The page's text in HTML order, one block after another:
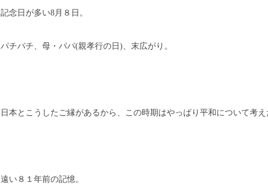
記念日が多い8月８日。
パチパチ、母・パパ(親孝行の日)、末広がり。
日本とこうしたご縁があるから、この時期はやっぱり平和について考え
遠い８１年前の記憶。